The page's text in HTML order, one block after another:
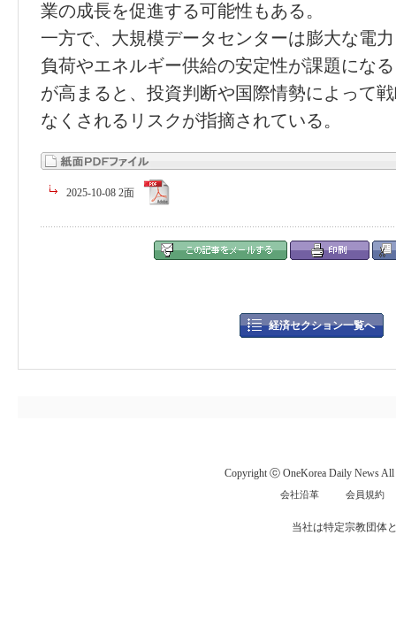
業の成長を促進する可能性もある。
一方で、大規模データセンターは膨大な電
負荷やエネルギー供給の安定性が課題にな
が高まると、投資判断や国際情勢によって
なくされるリスクが指摘されている。
2025-10-08 2面
経済セクション一覧へ
Copyright ⓒ OneKorea Daily News All
会社沿革 会員規約
当社は特定宗教団体